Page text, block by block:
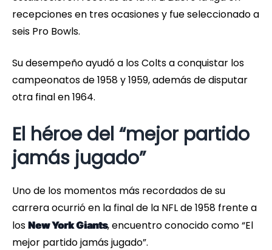
recepciones en tres ocasiones y fue seleccionado a
seis Pro Bowls.
Su desempeño ayudó a los Colts a conquistar los
campeonatos de 1958 y 1959, además de disputar
otra final en 1964.
El héroe del “mejor partido
jamás jugado”
Uno de los momentos más recordados de su
carrera ocurrió en la final de la NFL de 1958 frente a
los New York Giants, encuentro conocido como “El
mejor partido jamás jugado”.